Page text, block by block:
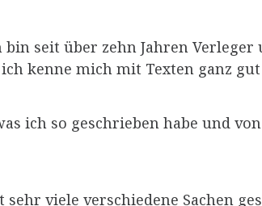
seit über zehn Jahren
kenne mich mit Texten ganz gut
ich so geschrieben habe und
viele verschiedene Sachen